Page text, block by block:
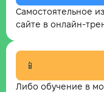
Самостоятельное
сайте в онлайн-
📱
Либо обучение в